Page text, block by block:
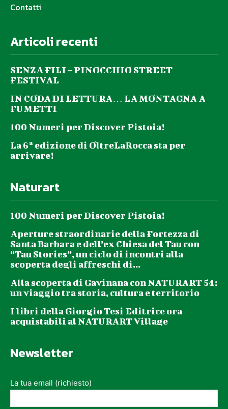
Contatti
Articoli recenti
SENZA FILI – PINOCCHIO STREET
FESTIVAL
IN CODA DI LETTURA… LA MONTAGNA A
FUMETTI
100 Numeri per Discover Pistoia!
La 6ª edizione di OltreLaRocca sta per
arrivare!
Naturart
100 Numeri per Discover Pistoia!
Aperture straordinarie della Fortezza di
Santa Barbara e dell’ex Chiesa del Tau con
“Tau Stories”, un ciclo di incontri alla
scoperta degli affreschi di...
Alla scoperta di Gavinana con NATURART 54:
un viaggio tra storia, cultura e territorio
I libri della Giorgio Tesi Editrice ora
acquistabili al NATURART Village
Newsletter
La tua email (richiesto)